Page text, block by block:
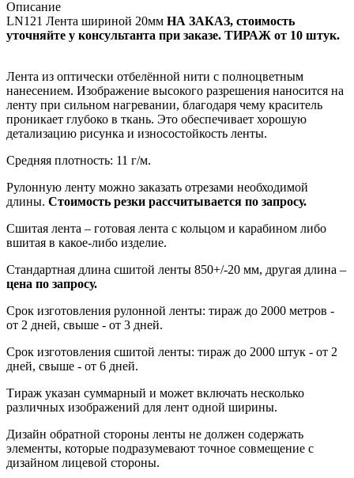
Описание
LN121 Лента шириной 20мм НА ЗАКАЗ, стоимость
уточняйте у консультанта при заказе. ТИРАЖ от 10 штук.
Лента из оптически отбелённой нити с полноцветным
нанесением. Изображение высокого разрешения наносится на
ленту при сильном нагревании, благодаря чему краситель
проникает глубоко в ткань. Это обеспечивает хорошую
детализацию рисунка и износостойкость ленты.
Средняя плотность: 11 г/м.
Рулонную ленту можно заказать отрезами необходимой
длины. Стоимость резки рассчитывается по запросу.
Сшитая лента – готовая лента с кольцом и карабином либо
вшитая в какое-либо изделие.
Стандартная длина сшитой ленты 850+/-20 мм, другая длина –
цена по запросу.
Срок изготовления рулонной ленты: тираж до 2000 метров -
от 2 дней, свыше - от 3 дней.
Срок изготовления сшитой ленты: тираж до 2000 штук - от 2
дней, свыше - от 6 дней.
Тираж указан суммарный и может включать несколько
различных изображений для лент одной ширины.
Дизайн обратной стороны ленты не должен содержать
элементы, которые подразумевают точное совмещение с
дизайном лицевой стороны.